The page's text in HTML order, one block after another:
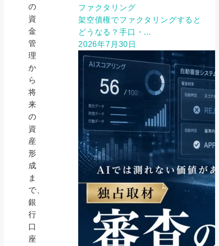
の
資
金
管
理
か
ら
将
来
の
資
産
形
成
ま
で、
銀
行
口
座
ファクタリング
架空債権でファクタリングすると
どうなる？手口・...
2026年7月30日